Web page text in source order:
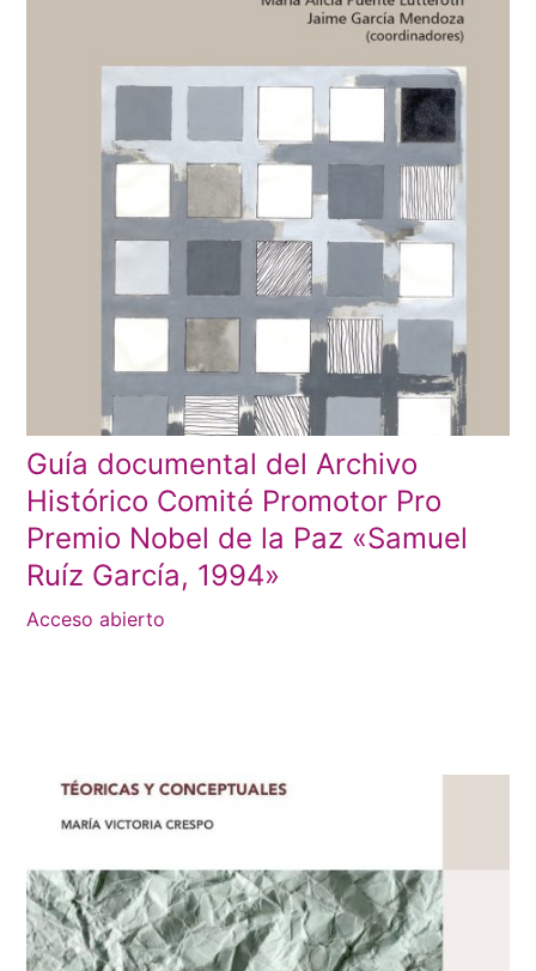
Guía documental del Archivo
Histórico Comité Promotor Pro
Premio Nobel de la Paz «Samuel
Ruíz García, 1994»
Acceso abierto